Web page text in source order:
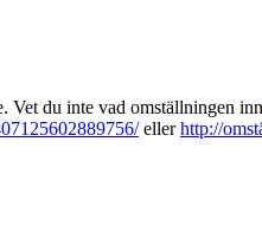
du inte vad omställningen
ellerhttp://